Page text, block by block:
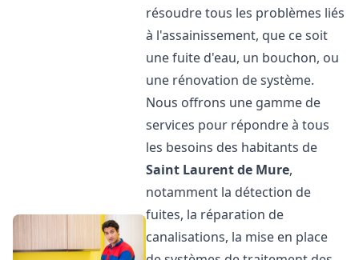
résoudre tous les problèmes liés
à l'assainissement, que ce soit
une fuite d'eau, un bouchon, ou
une rénovation de système.
Nous offrons une gamme de
services pour répondre à tous
les besoins des habitants de
Saint Laurent de Mure,
notamment la détection de
fuites, la réparation de
canalisations, la mise en place